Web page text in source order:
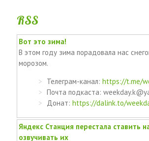
RSS
Вот это зима!
В этом году зима порадовала нас
морозом.
Телеграм-канал: https://t.me/
Почта подкаста:
Донат: https://dalink.to/
Яндекс Станция перестала ставить
озвучивать их